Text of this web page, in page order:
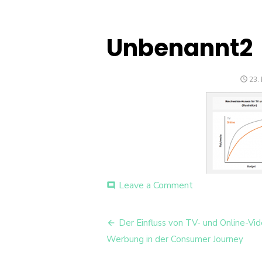
Unbenannt2
23.
comment Leave a Commenton
Beitrags-
Navigation
Der Einfluss von TV- und Online-
Werbung in der Consumer Journey